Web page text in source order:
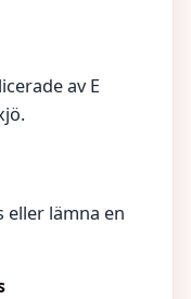
av E
eller lämna en